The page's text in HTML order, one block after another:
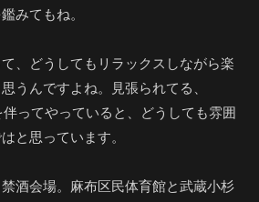
みてもね。
、どうしてもリラックスしながら楽
うんですよね。見張られてる、
ってやっていると、どうしても雰囲
と思っています。
酒会場。麻布区民体育館と武蔵小杉